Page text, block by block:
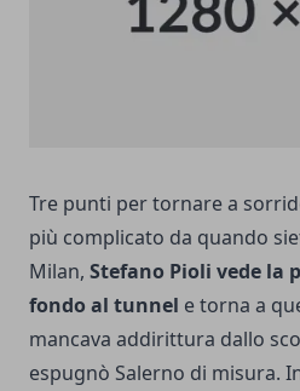
Tre punti per tornare a
più complicato da quando
Milan, Stefano Pioli vede la
fondo al tunnel e torna a
mancava addirittura dallo
espugnò Salerno di misura.